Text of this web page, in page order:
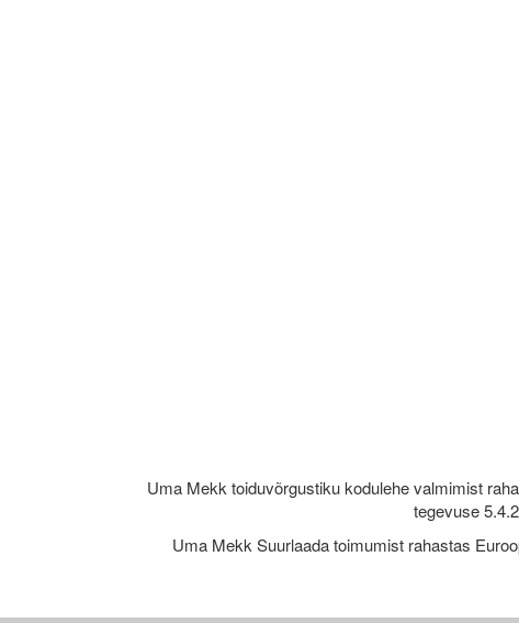
Uma Mekk toiduvõrgustiku kodulehe valmimist
tegevuse
Uma Mekk Suurlaada toimumist rahastas